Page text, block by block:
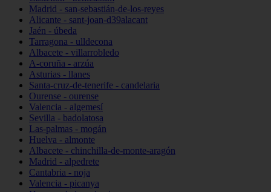
Madrid - san-sebastián-de-los-reyes
Alicante - sant-joan-d39alacant
Jaén - úbeda
Tarragona - ulldecona
Albacete - villarrobledo
A-coruña - arzúa
Asturias - llanes
Santa-cruz-de-tenerife - candelaria
Ourense - ourense
Valencia - algemesí
Sevilla - badolatosa
Las-palmas - mogán
Huelva - almonte
Albacete - chinchilla-de-monte-aragón
Madrid - alpedrete
Cantabria - noja
Valencia - picanya